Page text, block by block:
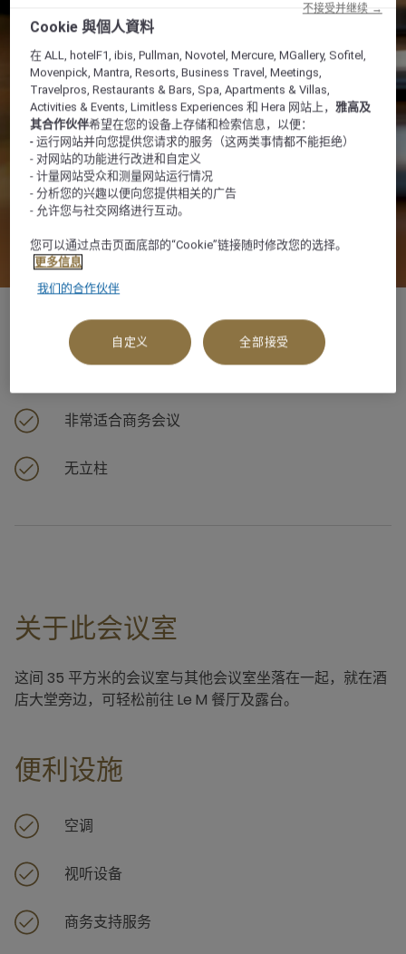
35 平方米
非常适合商务会议
无立柱
关于此会议室
这间 35 平方米的会议室与其他会议室坐落在一起，就在酒
店大堂旁边，可轻松前往 Le M 餐厅及露台。
便利设施
空调
视听设备
商务支持服务
Cookie 與個人資料
在 ALL, hotelF1, ibis, Pullman, Novotel, Mercure, MGallery, Sofitel,
Movenpick, Mantra, Resorts, Business Travel, Meetings,
Travelpros, Restaurants & Bars, Spa, Apartments & Villas,
Activities & Events, Limitless Experiences 和 Hera 网站上， 雅高及
其合作伙伴希望在您的设备上存储和检索信息，以便：
- 运行网站并向您提供您请求的服务（这两类事情都不能拒绝）
- 对网站的功能进行改进和自定义
- 计量网站受众和测量网站运行情况
- 分析您的兴趣以便向您提供相关的广告
- 允许您与社交网络进行互动。
您可以通过点击页面底部的“Cookie”链接随时修改您的选择。
更多信息
我们的合作伙伴
自定义 全部接受
不接受并继续 →